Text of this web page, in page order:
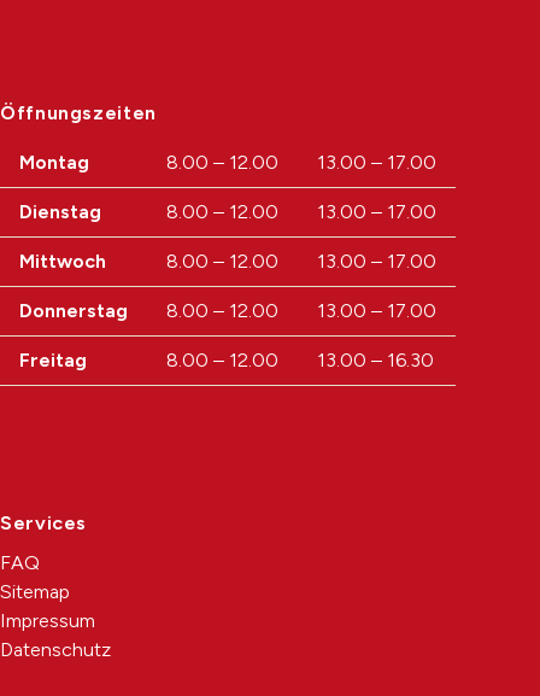
Öffnungszeiten
Wochentag Öffnungszeiten Vormittag
Montag 8.00 – 12.00 13.00 – 17.00
Dienstag 8.00 – 12.00 13.00 – 17.00
Mittwoch 8.00 – 12.00 13.00 – 17.00
Donnerstag 8.00 – 12.00 13.00 – 17.00
Freitag 8.00 – 12.00 13.00 – 16.30
Services
FAQ
Sitemap
Impressum
Datenschutz